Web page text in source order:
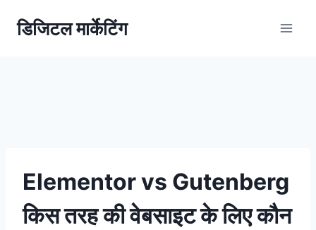
डिजिटल मार्केटिंग
Elementor vs Gutenberg
किस तरह की वेबसाइट के लिए कौन